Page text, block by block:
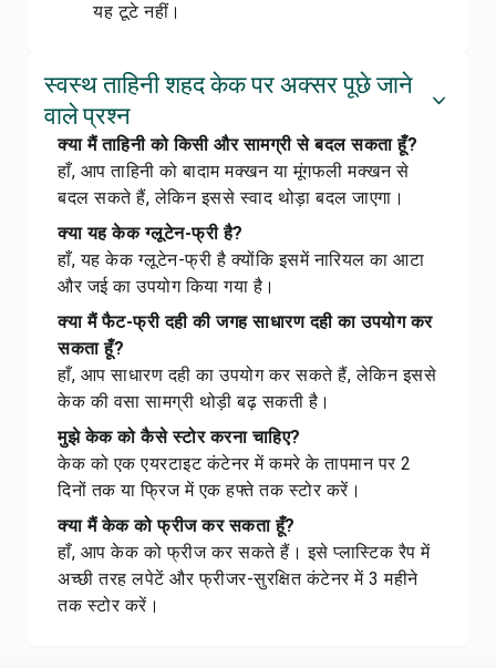
यह टूटे नहीं।
स्वस्थ ताहिनी शहद केक पर अक्सर पूछे जाने
वाले प्रश्न
क्या मैं ताहिनी को किसी और सामग्री से बदल सकता हूँ?
हाँ, आप ताहिनी को बादाम मक्खन या मूंगफली मक्खन से
बदल सकते हैं, लेकिन इससे स्वाद थोड़ा बदल जाएगा।
क्या यह केक ग्लूटेन-फ्री है?
हाँ, यह केक ग्लूटेन-फ्री है क्योंकि इसमें नारियल का आटा
और जई का उपयोग किया गया है।
क्या मैं फैट-फ्री दही की जगह साधारण दही का उपयोग कर
सकता हूँ?
हाँ, आप साधारण दही का उपयोग कर सकते हैं, लेकिन इससे
केक की वसा सामग्री थोड़ी बढ़ सकती है।
मुझे केक को कैसे स्टोर करना चाहिए?
केक को एक एयरटाइट कंटेनर में कमरे के तापमान पर 2
दिनों तक या फ्रिज में एक हफ्ते तक स्टोर करें।
क्या मैं केक को फ्रीज कर सकता हूँ?
हाँ, आप केक को फ्रीज कर सकते हैं। इसे प्लास्टिक रैप में
अच्छी तरह लपेटें और फ्रीजर-सुरक्षित कंटेनर में 3 महीने
तक स्टोर करें।